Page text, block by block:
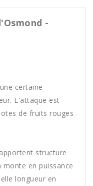
-
certaine
L'attaque est
de fruits rouges
structure
en puissance
longueur en